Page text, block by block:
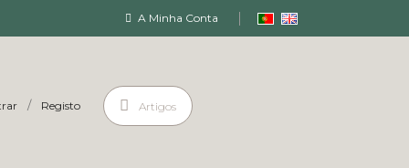
A Minha Conta
/ Registo Artigos